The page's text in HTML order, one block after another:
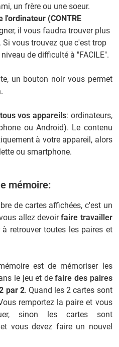
un frère ou une soeur.
l'ordinateur (CONTRE
il vous faudra trouver plus
vous trouvez que c'est trop
de difficulté à "FACILE".
un bouton noir vous permet
vos appareils: ordinateurs,
ou Android). Le contenu
à votre appareil, alors
ou smartphone.
mémoire:
de cartes affichées, c'est un
allez devoirfaire travailler
retrouver toutes les paires et
est de mémoriser les
le jeu et defaire des paires
par 2. Quand les 2 cartes sont
remportez la paire et vous
sinon les cartes sont
vous devez faire un nouvel